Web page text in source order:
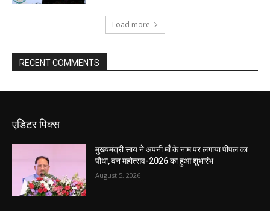
Load more
RECENT COMMENTS
एडिटर पिक्स
मुख्यमंत्री साय ने अपनी माँ के नाम पर लगाया पीपल का
पौधा, वन महोत्सव-2026 का हुआ शुभारंभ
August 5, 2026